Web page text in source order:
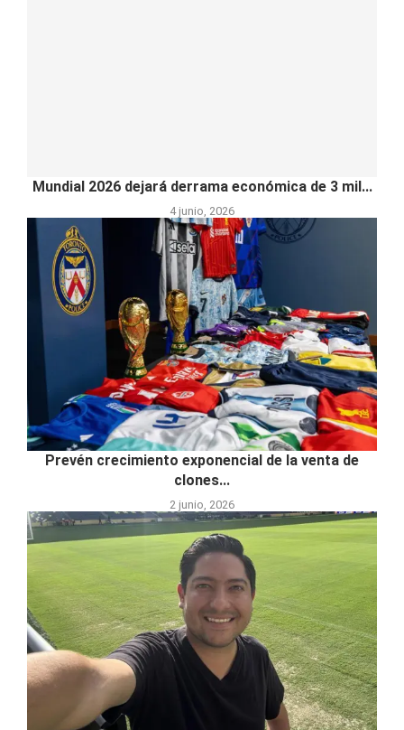
Mundial 2026 dejará derrama económica de 3 mil...
4 junio, 2026
Prevén crecimiento exponencial de la venta de
clones...
2 junio, 2026